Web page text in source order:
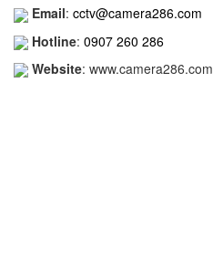
Email: cctv@camera286.com
Hotline: 0907 260 286
Website: www.camera286.com